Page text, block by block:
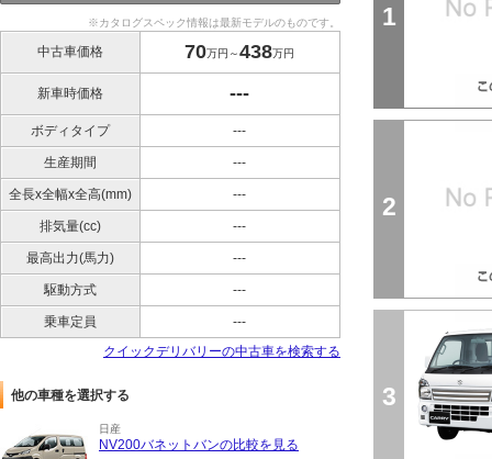
※カタログスペック情報は最新モデルのものです。
中古車価格 70万円～438万円
新車時価格 ---
ボディタイプ ---
生産期間 ---
全長x全幅x全高(mm) ---
排気量(cc) ---
最高出力(馬力) ---
駆動方式 ---
乗車定員
---
クイックデリバリーの中古車を検索する
他の車種を選択する
日産
NV200バネットバンの比較を見る
1
2
3